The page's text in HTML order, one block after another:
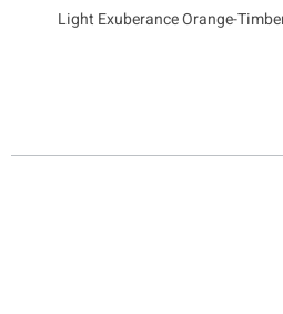
Light Exuberance Orange-